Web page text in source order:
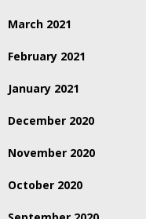
March 2021
February 2021
January 2021
December 2020
November 2020
October 2020